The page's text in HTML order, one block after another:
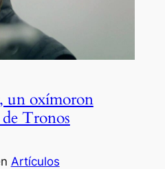
un oxímoron
Tronos
Artículos